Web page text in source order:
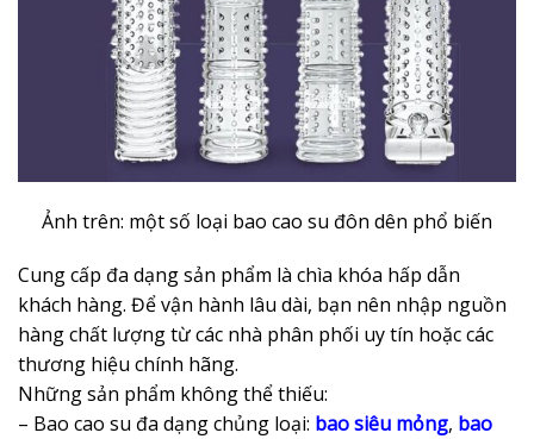
Ảnh trên: một số loại bao cao su đôn dên phổ biến
Cung cấp đa dạng sản phẩm là chìa khóa hấp dẫn
khách hàng. Để vận hành lâu dài, bạn nên nhập nguồn
hàng chất lượng từ các nhà phân phối uy tín hoặc các
thương hiệu chính hãng.
Những sản phẩm không thể thiếu:
– Bao cao su đa dạng chủng loại: bao siêu mỏng, bao